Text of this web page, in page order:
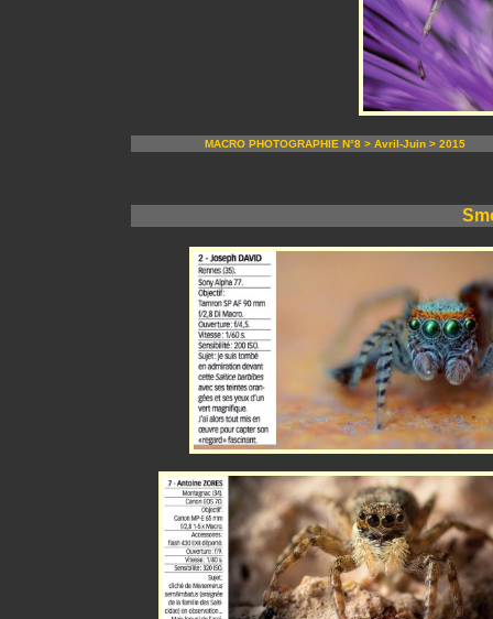
MACRO PHOTOGRAPHIE N°8 > Avril-Juin > 2015